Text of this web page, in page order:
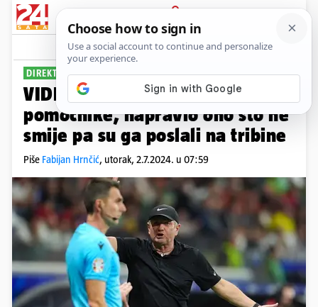
PRIJAVA
Sport Komentari
DIREKTAN CRVENI
VIDEO Kek poludio na Orsata i
pomoćnike, napravio ono što ne
smije pa su ga poslali na tribine
Piše Fabijan Hrnčić, utorak, 2.7.2024. u 07:59